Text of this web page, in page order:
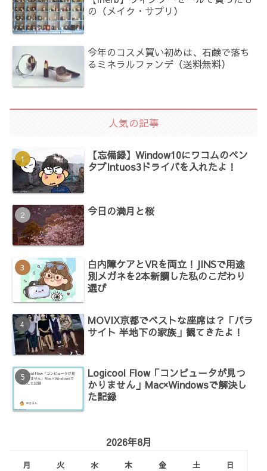
の（メイク・サプリ）
今年のコスメ買い初めは、石鹸で落ち
るミネラルファンデ（送料無料）
人気の記事
【忘備録】Window10にワコムのペン
タブIntuos3ドライバを入れたよ！
今日の満月と桜
白内障ケアとVRを両立！JINSで用途
別メガネを2本新調した私のこだわり
選び
MOVIX京都でベストな座席は？「パラ
サイト 半地下の家族」観てきたよ！
Logicool Flow「コンピュータが見つ
かりません」Mac×Windowsで解決し
た記録
2026年8月
月 火 水 木 金 土 日